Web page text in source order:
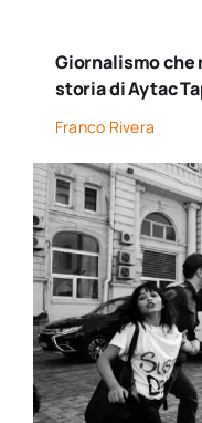
Giornalismo che
storia di Aytac
Franco Rivera